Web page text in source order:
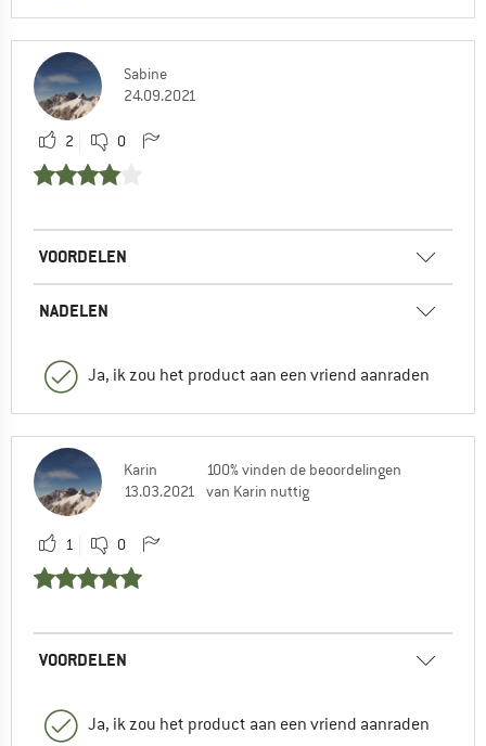
Sabine
24.09.2021
2 0
VOORDELEN
NADELEN
Ja, ik zou het product aan een vriend aanraden
Karin
13.03.2021
100% vinden de beoordelingen
van Karin nuttig
1 0
VOORDELEN
Ja, ik zou het product aan een vriend aanraden